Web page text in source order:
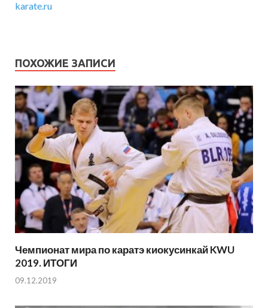
karate.ru
ПОХОЖИЕ ЗАПИСИ
Чемпионат мира по каратэ киокусинкай KWU
2019. ИТОГИ
09.12.2019